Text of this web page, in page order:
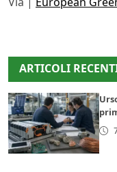
ARTICOLI